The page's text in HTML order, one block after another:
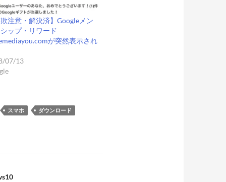
注意・解決済】Googleメン
ップ・リワード
が突然表示され
07/13
スマホ ダウンロード